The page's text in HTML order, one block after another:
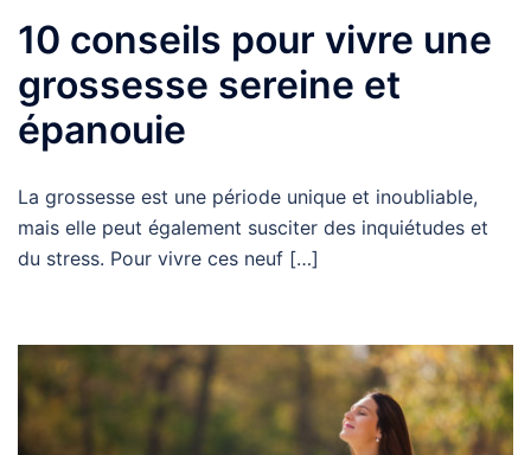
10 conseils pour vivre une
grossesse sereine et
épanouie
La grossesse est une période unique et inoubliable,
mais elle peut également susciter des inquiétudes et
du stress. Pour vivre ces neuf […]